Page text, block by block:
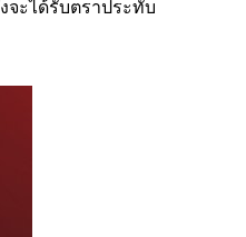
จะได้รับตราประทับ